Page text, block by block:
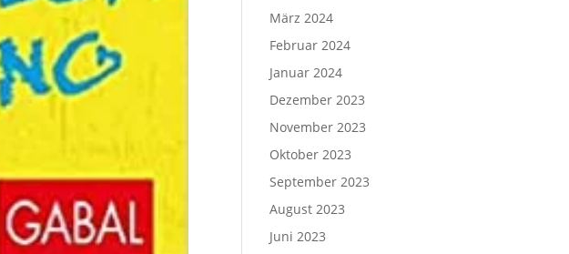
März 2024
Februar 2024
Januar 2024
Dezember 2023
November 2023
Oktober 2023
September 2023
August 2023
Juni 2023